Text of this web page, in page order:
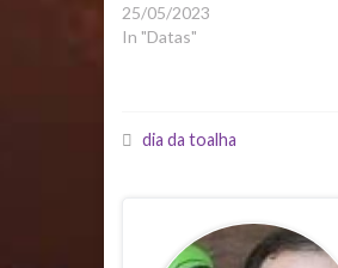
25/05/2023
In "Datas"
dia da toalha